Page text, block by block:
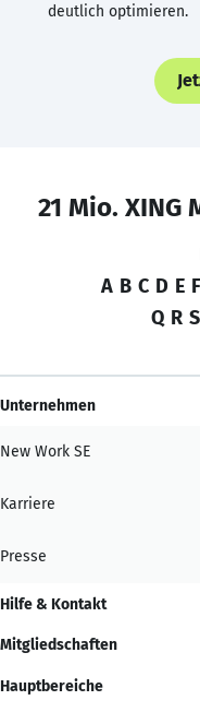
deutlich optimieren.
21 Mio. XING
A B C D E F
Q R S
Unternehmen
New Work SE
Karriere
Presse
Hilfe & Kontakt
Mitgliedschaften
Hauptbereiche